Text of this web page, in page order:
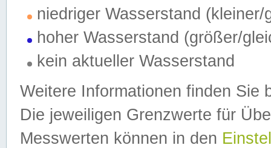
niedriger Wasserstand (kleiner/
hoher Wasserstand (größer/
kein aktueller Wasserstand
Weitere Informationen finden Sie
Die jeweiligen Grenzwerte für
Messwerten können in den